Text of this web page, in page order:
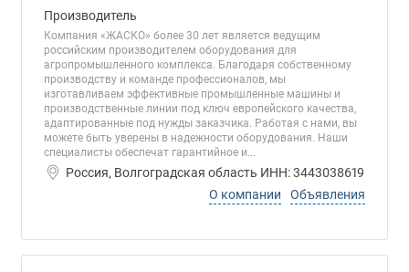
Производитель
Компания «ЖАСКО» более 30 лет является ведущим
российским производителем оборудования для
агропромышленного комплекса. Благодаря собственному
производству и команде профессионалов, мы
изготавливаем эффективные промышленные машины и
производственные линии под ключ европейского качества,
адаптированные под нужды заказчика. Работая с нами, вы
можете быть уверены в надежности оборудования. Наши
специалисты обеспечат гарантийное и...
Россия, Волгоградская область ИНН: 3443038619
О компании
Объявления